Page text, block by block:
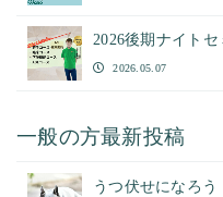
2026後期ナイト
2026.05.07
一般の方最新投稿
うつ伏せになろ